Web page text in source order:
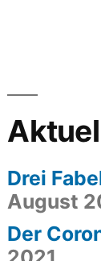
Drei
August
Der